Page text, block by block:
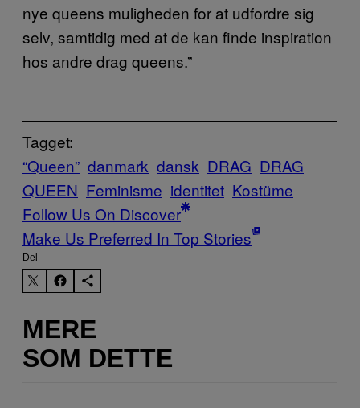
nye queens muligheden for at udfordre sig
selv, samtidig med at de kan finde inspiration
hos andre drag queens.”
Tagget:
“Queen” danmark dansk DRAG DRAG
QUEEN Feminisme identitet Kostüme
Follow Us On Discover
Make Us Preferred In Top Stories
Del
MERE
SOM DETTE